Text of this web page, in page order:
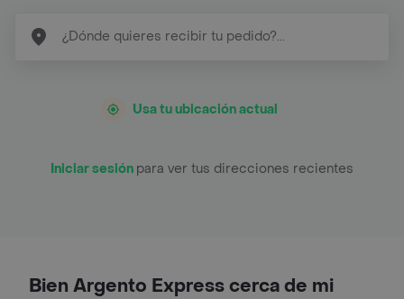
Usa tu ubicación actual
Iniciar sesión para ver tus direcciones recientes
Bien Argento Express cerca de mi